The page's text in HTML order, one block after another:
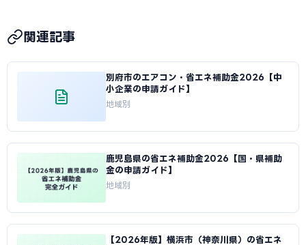
関連記事
別府市のエアコン・省エネ補助金2026【中
小企業の申請ガイド】
地域別
鹿児島県の省エネ補助金2026【国・県補助
金の申請ガイド】
地域別
【2026年版】横浜市（神奈川県）の省エネ